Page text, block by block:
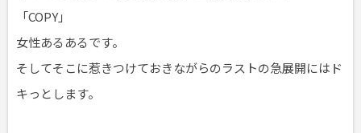
「COPY」
女性あるあるです。
そしてそこに惹きつけておきながらのラストの急展開にはド
キっとします。